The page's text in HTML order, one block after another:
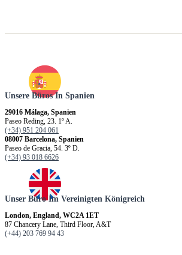
Unsere Büros In Spanien
29016 Málaga, Spanien
Paseo Reding, 23. 1º A.
(+34) 951 204 061
08007 Barcelona, Spanien
Paseo de Gracia, 54. 3º D.
(+34) 93 018 6626
Unser Büro Im Vereinigten Königreich
London, England, WC2A 1ET
87 Chancery Lane, Third Floor, A&T
(+44) 203 769 94 43